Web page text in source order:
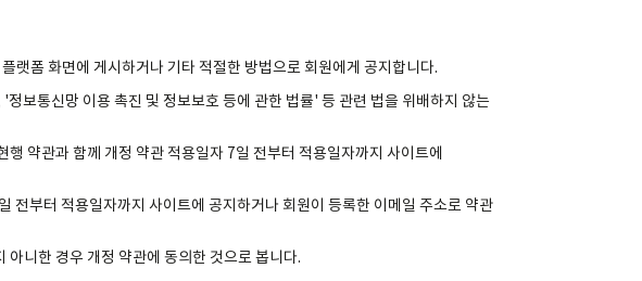
랫폼 화면에 게시하거나 기타 적절한 방법으로 회원에게 공지합니다.
보통신망 이용 촉진 및 정보보호 등에 관한 법률' 등 관련 법을 위배하지 않는
약관과 함께 개정 약관 적용일자 7일 전부터 적용일자까지 사이트에
전부터 적용일자까지 사이트에 공지하거나 회원이 등록한 이메일 주소로 약관
니한 경우 개정 약관에 동의한 것으로 봅니다.